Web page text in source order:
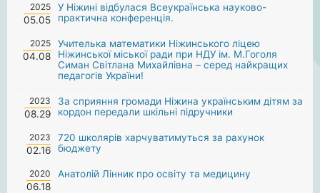
2025
05.05
У Ніжині відбулася Всеукраїнська науково-
практична конференція.
2025
04.08
Учителька математики Ніжинського ліцею
Ніжинської міської ради при НДУ ім. М.Гоголя
Симан Світлана Михайлівна – серед найкращих
педагогів України!
2023
08.29
За сприяння громади Ніжина українським дітям за
кордон передали шкільні підручники
2023
02.16
720 школярів харчуватимуться за рахунок
бюджету
2020
06.18
Анатолій Лінник про освіту та медицину